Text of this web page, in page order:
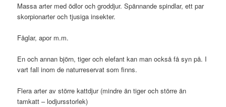
Massa arter med ödlor och groddjur. Spännande spindlar, ett par
skorpionarter och tjusiga insekter.
Fåglar, apor m.m.
En och annan björn, tiger och elefant kan man också få syn på. I
vart fall inom de naturreservat som finns.
Flera arter av större kattdjur (mindre än tiger och större än
tamkatt – lodjursstorlek)